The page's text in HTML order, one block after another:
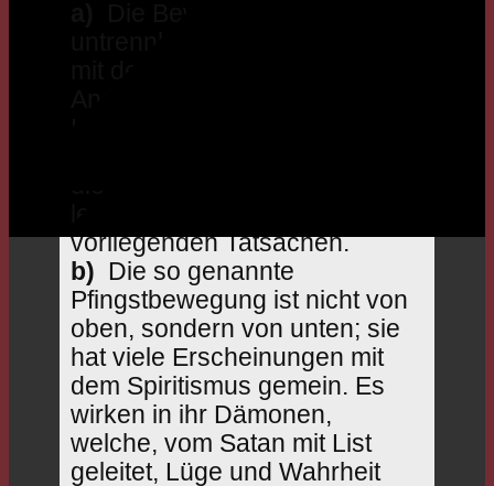
vorliegenden Tatsachen.
b) Die so genannte
Pfingstbewegung ist nicht von
oben, sondern von unten; sie
hat viele Erscheinungen mit
dem Spiritismus gemein. Es
wirken in ihr Dämonen,
welche, vom Satan mit List
geleitet, Lüge und Wahrheit